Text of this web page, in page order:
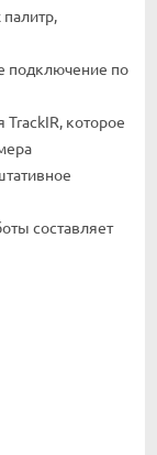
подключение по
которое
составляет